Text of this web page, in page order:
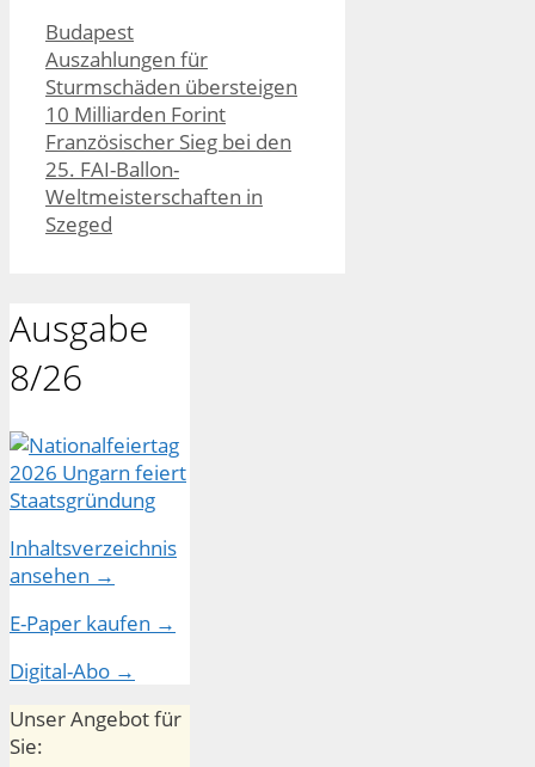
Kategorien
Budapest
Auszahlungen für
Sturmschäden übersteigen
10 Milliarden Forint
Französischer Sieg bei den
25. FAI-Ballon-
Weltmeisterschaften in
Szeged
Ausgabe
8/26
Inhaltsverzeichnis
ansehen →
E-Paper kaufen →
Digital-Abo →
Unser Angebot für
Sie: